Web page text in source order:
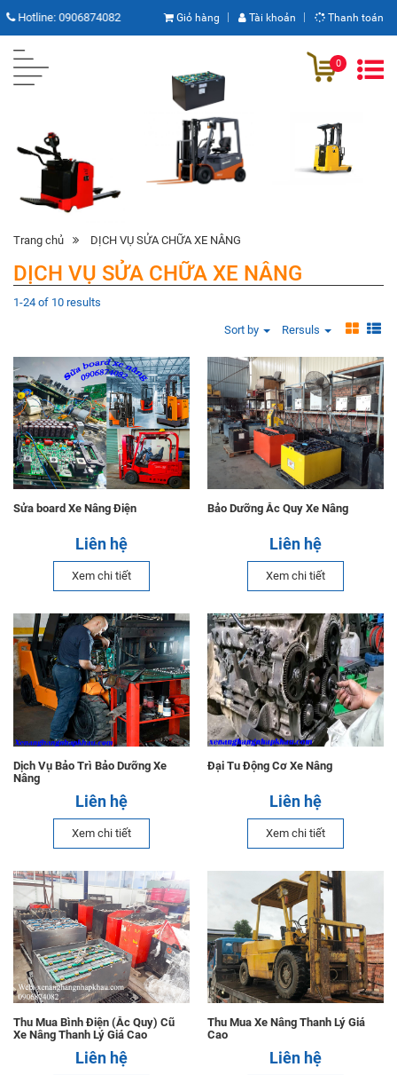
Hotline:0906874082 Giỏ hàng Tài khoản Thanh toán
0
Trang chủ DỊCH VỤ SỬA CHỮA XE NÂNG
DỊCH VỤ SỬA CHỮA XE NÂNG
1-24 of 10 results
Sort by Rersuls
Sửa board Xe Nâng Điện
Liên hệ
Xem chi tiết
Bảo Dưỡng Ắc Quy Xe Nâng
Liên hệ
Xem chi tiết
Dịch Vụ Bảo Trì Bảo Dưỡng Xe
Nâng
Liên hệ
Xem chi tiết
Đại Tu Động Cơ Xe Nâng
Liên hệ
Xem chi tiết
Thu Mua Bình Điện (Ắc Quy) Cũ
Xe Nâng Thanh Lý Giá Cao
Liên hệ
Thu Mua Xe Nâng Thanh Lý Giá
Cao
Liên hệ